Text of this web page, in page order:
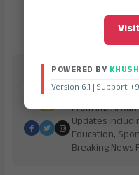
Jana
is Digital
From INDIA.
Updates
Education,
Breaking News
POWERED BY
Version 6.1 | Support